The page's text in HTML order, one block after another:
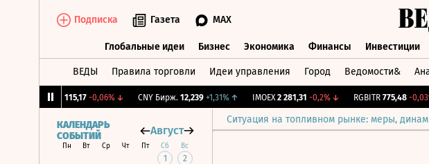
Подписка Газета MAX
Глобальные идеи Бизнес Экономика Финансы Инвестиции
ВЕДЫ Правила торговли Идеи управления Город Ведомости&
115,17 -0,06%↓ CNY Бирж. 12,239 +1,31%↑ IMOEX 2 281,31 -0,2%↓ RGBITR 775,48 -
Ситуация на топливном рынке: меры,
КАЛЕНДАРЬ
СОБЫТИЙ
Август
Пн Вт Ср Чт Пт Сб Вс
1 2